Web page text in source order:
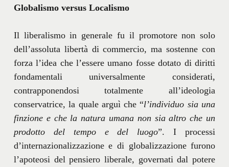
Globalismo versus Localismo
Il liberalismo in generale fu il promotore non solo
dell’assoluta libertà di commercio, ma sostenne con
forza l’idea che l’essere umano fosse dotato di diritti
fondamentali universalmente considerati,
contrapponendosi totalmente all’ideologia
conservatrice, la quale arguì che “l’individuo sia una
finzione e che la natura umana non sia altro che un
prodotto del tempo e del luogo”. I processi
d’internazionalizzazione e di globalizzazione furono
l’apoteosi del pensiero liberale, governati dal potere